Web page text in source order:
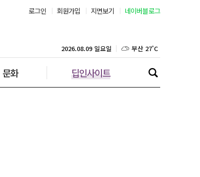
로그인 회원가입 지면보기 네이버블로그
문화 딥인사이트
2026.08.09 일요일 대구 25˚C
인천 25˚C